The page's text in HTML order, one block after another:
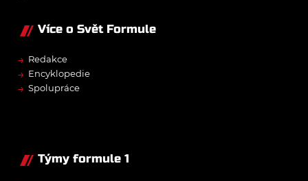
Více o Svět Formule
→ Redakce
→ Encyklopedie
→ Spolupráce
Týmy formule 1